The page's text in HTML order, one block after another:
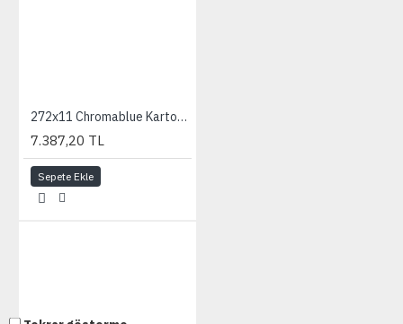
272x11 Chromablue Karton Fon
7.387,20 TL
Sepete Ekle